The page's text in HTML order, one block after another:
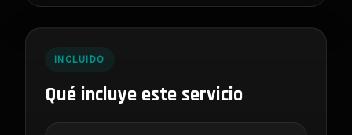
INCLUIDO
Qué incluye este servicio